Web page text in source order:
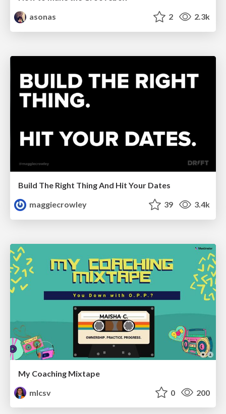
asonas
2 2.3k
Build The Right Thing And Hit Your Dates
maggiecrowley
39 3.4k
My Coaching Mixtape
mlcsv
0 200